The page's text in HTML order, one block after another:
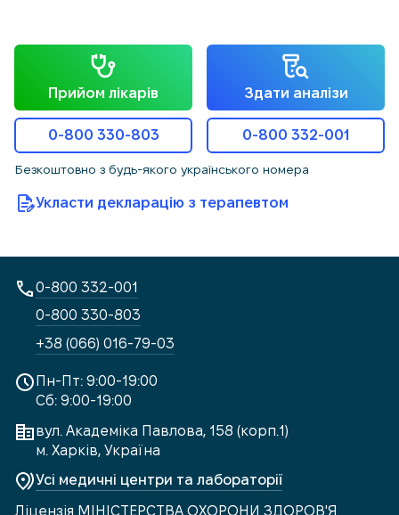
Прийом лікарів Здати аналізи
0-800 330-803 0-800 332-001
Безкоштовно з будь-якого українського номера
Укласти декларацію з терапевтом
Пн-Пт: 9:00-19:00
Сб: 9:00-19:00
вул. Академіка Павлова, 158 (корп.1)
м. Харків, Україна
Усі медичні центри та лабораторії
Ліцензія МІНІСТЕРСТВА ОХОРОНИ ЗДОРОВ'Я
0-800 332-001
0-800 330-803
+38 (066) 016-79-03